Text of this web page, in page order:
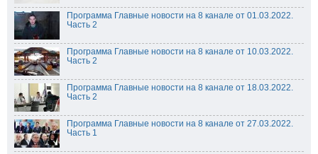
Программа Главные новости на 8 канале от 01.03.2022.
Часть 2
Программа Главные новости на 8 канале от 10.03.2022.
Часть 2
Программа Главные новости на 8 канале от 18.03.2022.
Часть 2
Программа Главные новости на 8 канале от 27.03.2022.
Часть 1